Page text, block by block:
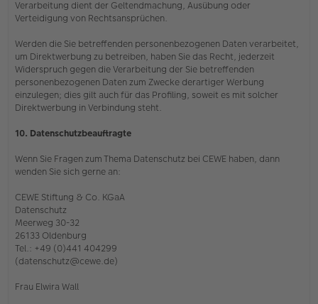
Verarbeitung dient der Geltendmachung, Ausübung oder
Verteidigung von Rechtsansprüchen.
Werden die Sie betreffenden personenbezogenen Daten verarbeitet,
um Direktwerbung zu betreiben, haben Sie das Recht, jederzeit
Widerspruch gegen die Verarbeitung der Sie betreffenden
personenbezogenen Daten zum Zwecke derartiger Werbung
einzulegen; dies gilt auch für das Profiling, soweit es mit solcher
Direktwerbung in Verbindung steht.
10. Datenschutzbeauftragte
Wenn Sie Fragen zum Thema Datenschutz bei CEWE haben, dann
wenden Sie sich gerne an:
CEWE Stiftung & Co. KGaA
Datenschutz
Meerweg 30-32
26133 Oldenburg
Tel.: +49 (0)441 404299
(datenschutz@cewe.de)
Frau Elwira Wall